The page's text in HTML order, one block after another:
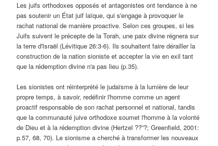
Les juifs orthodoxes opposés et antagonistes ont tendance à ne
pas soutenir un État juif laïque, qui s'engage à provoquer le
rachat national de manière proactive. Selon ces groupes, si les
Juifs suivent le précepte de la Torah, une paix divine régnera sur
la terre d'Israël (Lévitique 26:3-6). Ils souhaitent faire dérailler la
construction de la nation sioniste et accepter la vie en exil tant
que la rédemption divine n'a pas lieu (p.35).
Les sionistes ont réinterprété le judaïsme à la lumière de leur
propre temps, à savoir, redéfinir l'homme comme un agent
proactif responsable de son rachat personnel et national, tandis
que la communauté juive orthodoxe soumet l'homme à la volonté
de Dieu et à la rédemption divine (Hertzel ??”?; Greenfield, 2001:
p.57, 68, 70). Le sionisme a cherché à transformer les nouveaux